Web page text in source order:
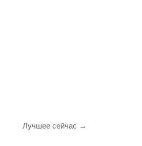
Лучшее сейчас →